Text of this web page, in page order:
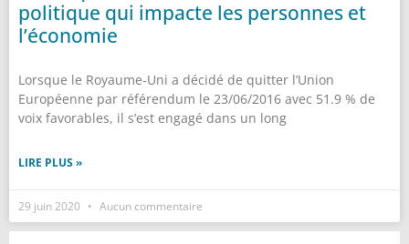
politique qui impacte les personnes et
l’économie
Lorsque le Royaume-Uni a décidé de quitter l’Union
Européenne par référendum le 23/06/2016 avec 51.9 % de
voix favorables, il s’est engagé dans un long
LIRE PLUS »
29 juin 2020 Aucun commentaire